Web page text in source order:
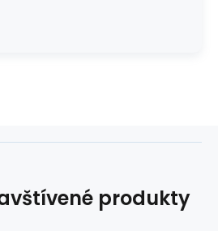
produkty